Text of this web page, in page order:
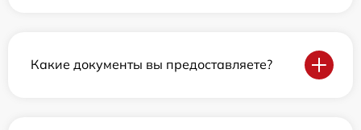
Какие документы вы предоставляете?